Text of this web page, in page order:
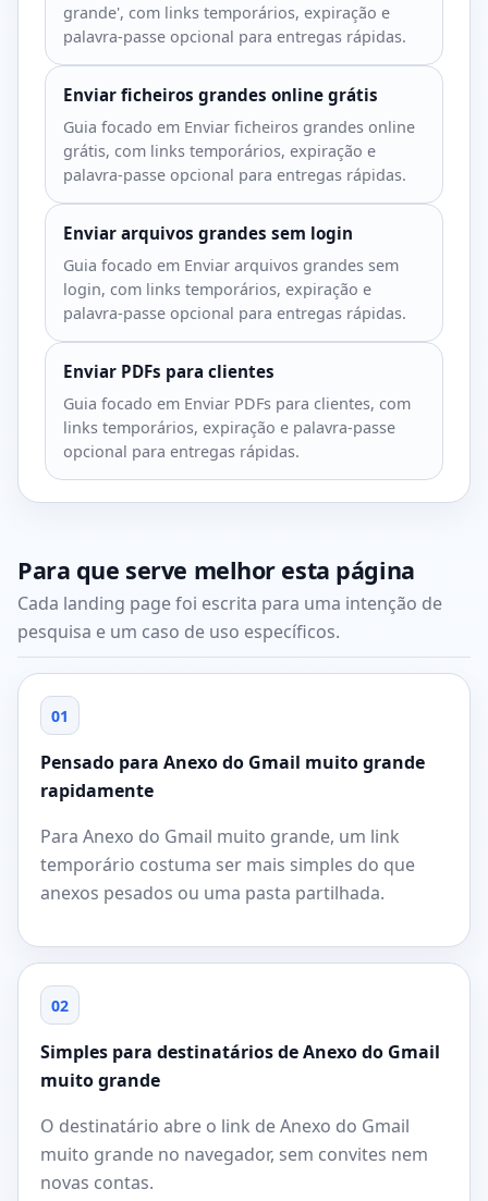
grande', com links temporários, expiração e
palavra-passe opcional para entregas rápidas.
Enviar ficheiros grandes online grátis
Guia focado em Enviar ficheiros grandes online
grátis, com links temporários, expiração e
palavra-passe opcional para entregas rápidas.
Enviar arquivos grandes sem login
Guia focado em Enviar arquivos grandes sem
login, com links temporários, expiração e
palavra-passe opcional para entregas rápidas.
Enviar PDFs para clientes
Guia focado em Enviar PDFs para clientes, com
links temporários, expiração e palavra-passe
opcional para entregas rápidas.
Para que serve melhor esta página
Cada landing page foi escrita para uma intenção de
pesquisa e um caso de uso específicos.
01
Pensado para Anexo do Gmail muito grande
rapidamente
Para Anexo do Gmail muito grande, um link
temporário costuma ser mais simples do que
anexos pesados ou uma pasta partilhada.
02
Simples para destinatários de Anexo do Gmail
muito grande
O destinatário abre o link de Anexo do Gmail
muito grande no navegador, sem convites nem
novas contas.